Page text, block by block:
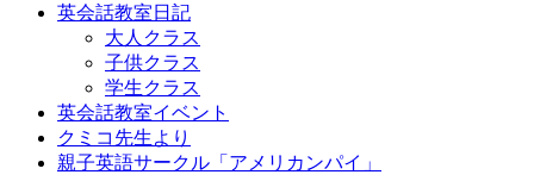
英会話教室日記
大人クラス
子供クラス
学生クラス
英会話教室イベント
クミコ先生より
親子英語サークル「アメリカンパイ」